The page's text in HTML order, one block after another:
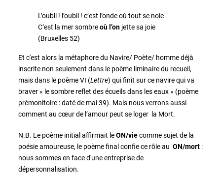
L’oubli ! l’oubli ! c’est l’onde où tout se noie
C’est la mer sombreoù l’on jette sa joie
(Bruxelles 52)
Et c'est alors la métaphore du Navire/ Poète/ homme déjà
inscrite non seulement dans le poème liminaire du recueil,
mais dans le poème VI (Lettre) qui finit sur ce navire qui va
braver « le sombre reflet des écueils dans les eaux » (poème
prémonitoire : daté de mai 39). Mais nous verrons aussi
comment au cœur de l’amour peut se loger la Mort.
N.B. Le poème initial affirmait leON/viecomme sujet de la
poésie amoureuse, le poème final confie ce rôle au ON/mort :
nous sommes en face d'une entreprise de
dépersonnalisation.